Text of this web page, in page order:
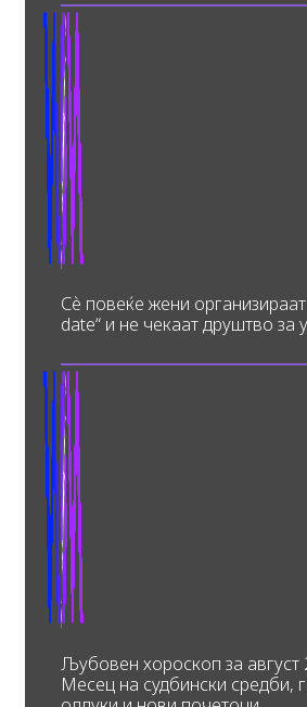
Сè повеќе жени
date“ и не чекаат друштво за
Љубовен хороскоп за август
Месец на судбински средби,